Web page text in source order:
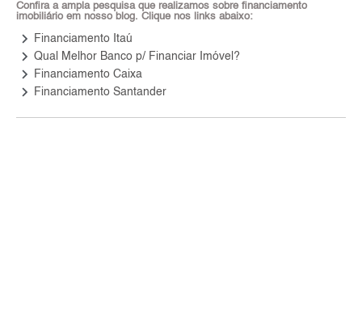
Confira a ampla pesquisa que realizamos sobre financiamento
imobiliário em nosso blog. Clique nos links abaixo:
keyboard_arrow_right Financiamento Itaú
keyboard_arrow_right Qual Melhor Banco p/ Financiar Imóvel?
keyboard_arrow_right Financiamento Caixa
keyboard_arrow_right Financiamento Santander